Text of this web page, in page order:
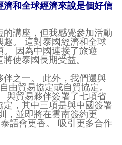
和全球經濟來說是個好信
講座，但我感覺參加活動
。 這對泰國經濟和全球
因為中國連接了旅遊
使泰國長期受益。
之一。 此外，我們還與
由貿易協定或自貿協定。
與貿易夥伴簽署了七項省
，其中三項是與中國簽署
，並即將在雲南簽約更
語會更香。 吸引更多合作